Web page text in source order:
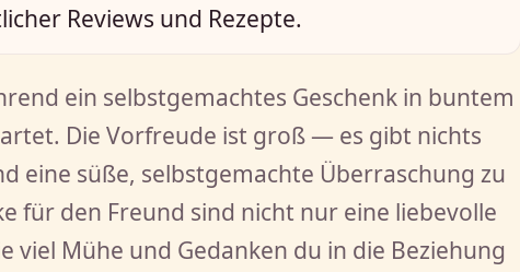
Reviews und Rezepte.
ein selbstgemachtes Geschenk in buntem
Die Vorfreude ist groß — es gibt nichts
eine süße, selbstgemachte Überraschung zu
für den Freund sind nicht nur eine liebevolle
viel Mühe und Gedanken du in die Beziehung